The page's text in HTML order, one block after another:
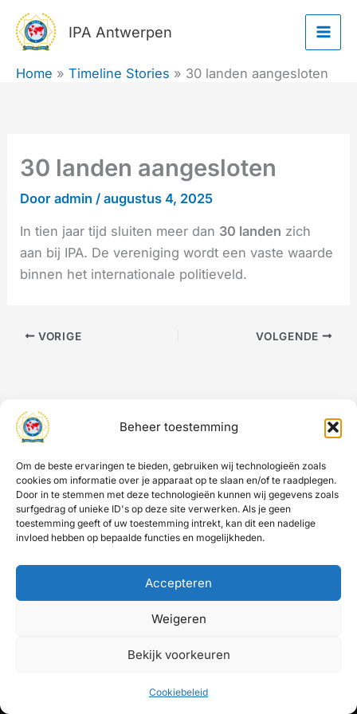
Beheer toestemming
Om de beste ervaringen te bieden, gebruiken wij technologieën zoals
cookies om informatie over je apparaat op te slaan en/of te raadplegen.
Door in te stemmen met deze technologieën kunnen wij gegevens zoals
surfgedrag of unieke ID's op deze site verwerken. Als je geen
toestemming geeft of uw toestemming intrekt, kan dit een nadelige
invloed hebben op bepaalde functies en mogelijkheden.
Accepteren
Weigeren
Bekijk voorkeuren
Cookiebeleid
naar
inhoud
IPA Antwerpen
Home Timeline Stories 30 landen aangesloten
30 landen aangesloten
Dooradmin/augustus 4, 2025
In tien jaar tijd sluiten meer dan 30 landen zich
aan bij IPA. De vereniging wordt een vaste waarde
binnen het internationale politieveld.
VORIGE VOLGENDE
Facebook Instagram
Copyright © 2026 IPA Antwerpen | Powered by